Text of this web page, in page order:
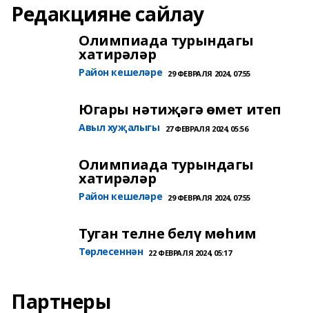
Редакцияне сайлау
Олимпиада турындагы
хатирәләр
Район кешеләре 29 ФЕВРАЛЯ 2024, 07:55
Югары нәтиҗәгә өмет итеп
Авыл хуҗалыгы 27 ФЕВРАЛЯ 2024, 05:56
Олимпиада турындагы
хатирәләр
Район кешеләре 29 ФЕВРАЛЯ 2024, 07:55
Туган телне белү мөһим
Төрлесеннән 22 ФЕВРАЛЯ 2024, 05:17
Партнеры